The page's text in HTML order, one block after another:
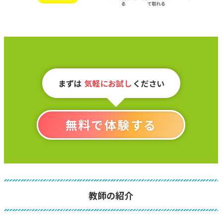
まずは 気軽にお試し ください
無料で体験する
教師の紹介